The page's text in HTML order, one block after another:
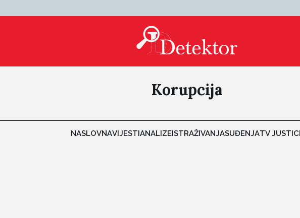
Korupcija
NASLOVNAVIJESTIANALIZEISTRAŽIVANJASUĐENJATV